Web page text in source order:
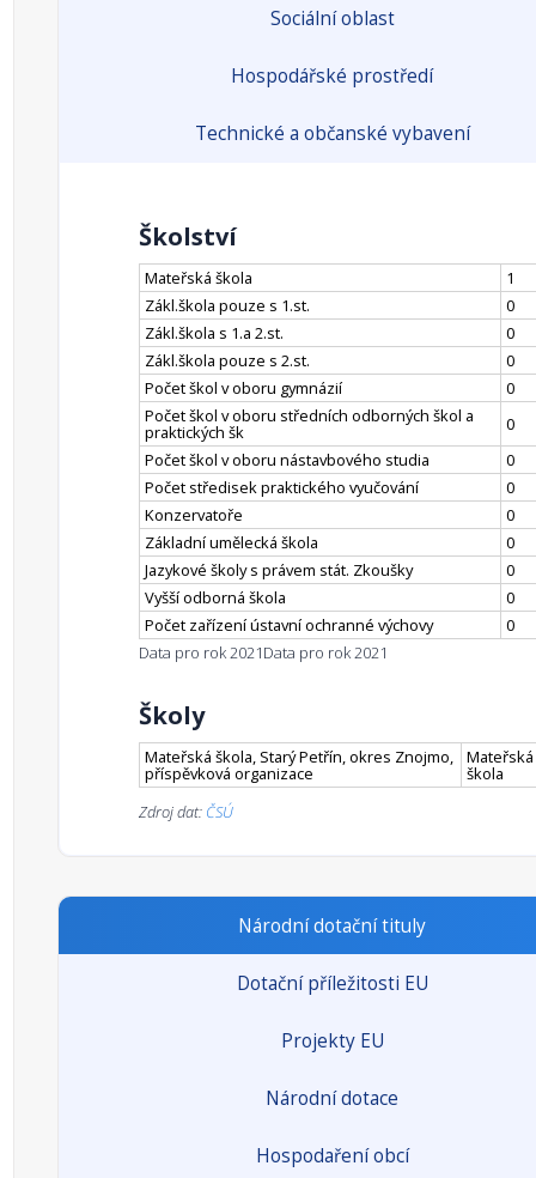
Sociální oblast
Hospodářské prostředí
Technické a občanské vybavení
Školství
Mateřská škola
1
Zákl.škola pouze s 1.st.
0
Zákl.škola s 1.a 2.st.
0
Zákl.škola pouze s 2.st.
0
Počet škol v oboru gymnázií
0
Počet škol v oboru středních odborných škol a
praktických šk
0
Počet škol v oboru nástavbového studia
0
Počet středisek praktického vyučování
0
Konzervatoře
0
Základní umělecká škola
0
Jazykové školy s právem stát. Zkoušky
0
Vyšší odborná škola
0
Počet zařízení ústavní ochranné výchovy
0
Data pro rok 2021Data pro rok 2021
Školy
Mateřská škola, Starý Petřín, okres Znojmo,
příspěvková organizace
Mateřská
škola
Zdroj dat: ČSÚ
Národní dotační tituly
Dotační příležitosti EU
Projekty EU
Národní dotace
Hospodaření obcí